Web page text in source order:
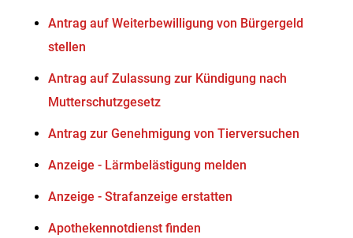
Antrag auf Weiterbewilligung von Bürgergeld
stellen
Antrag auf Zulassung zur Kündigung nach
Mutterschutzgesetz
Antrag zur Genehmigung von Tierversuchen
Anzeige - Lärmbelästigung melden
Anzeige - Strafanzeige erstatten
Apothekennotdienst finden